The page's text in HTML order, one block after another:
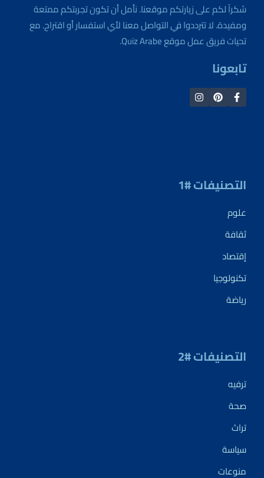
شكراً لكم على زيارتكم موقعنا. نأمل أن تكون تجربتكم ممتعة
ومفيدة. لا تترددوا في التواصل معنا لأي استفسار أو اقتراح. مع
تحيات فريق عمل موقع Quiz Arabe.
تابعونا
التصنيفات #1
علوم
ثقافة
إقتصاد
تكنولوجيا
رياضة
التصنيفات #2
ترفيه
صحة
تراث
سياسة
منوعات